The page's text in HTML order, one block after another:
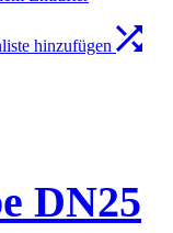
hinzufügen
DN25